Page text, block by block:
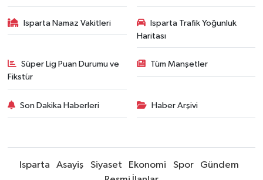
Isparta Namaz Vakitleri
Isparta Trafik Yoğunluk
Haritası
Süper Lig Puan Durumu ve
Fikstür
Tüm Manşetler
Son Dakika Haberleri Haber Arşivi
Isparta Asayiş Siyaset Ekonomi Spor
Gündem